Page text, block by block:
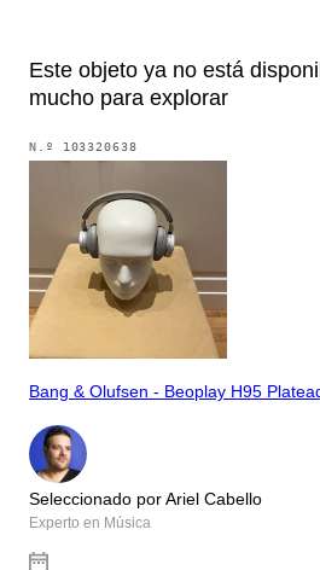
Este objeto ya no está
mucho para explorar
N.º 103320638
Bang & Olufsen - Beoplay H95
Seleccionado por Ariel Cabello
Experto en Música